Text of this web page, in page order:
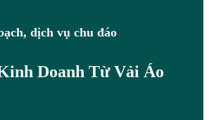
dịch vụ chu đáo
Doanh Từ Vải Áo